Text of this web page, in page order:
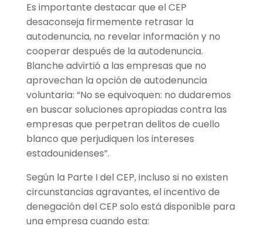
Es importante destacar que el CEP
desaconseja firmemente retrasar la
autodenuncia, no revelar información y no
cooperar después de la autodenuncia.
Blanche advirtió a las empresas que no
aprovechan la opción de autodenuncia
voluntaria: “No se equivoquen: no dudaremos
en buscar soluciones apropiadas contra las
empresas que perpetran delitos de cuello
blanco que perjudiquen los intereses
estadounidenses”.
Según la Parte I del CEP, incluso si no existen
circunstancias agravantes, el incentivo de
denegación del CEP solo está disponible para
una empresa cuando esta: